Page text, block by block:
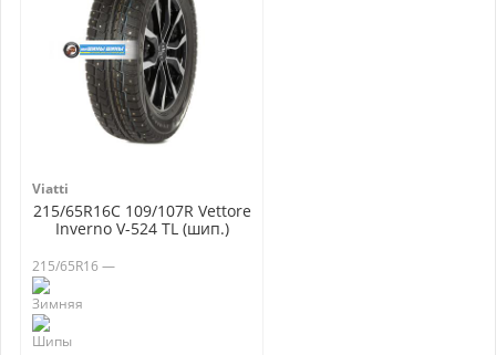
Viatti
215/65R16C 109/107R Vettore
Inverno V-524 TL (шип.)
215/65R16 —